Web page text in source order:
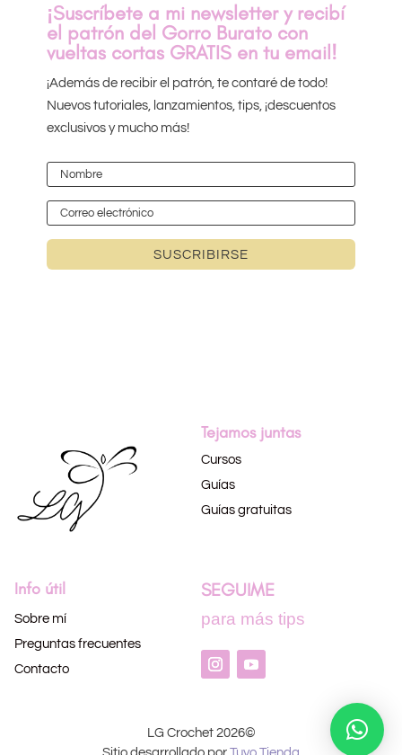
¡Suscríbete a mi newsletter y recibí
el patrón del Gorro Burato con
vueltas cortas GRATIS en tu email!
¡Además de recibir el patrón, te contaré de todo!
Nuevos tutoriales, lanzamientos, tips, ¡descuentos
exclusivos y mucho más!
SUSCRIBIRSE
Tejamos juntas
Cursos
Guías
Guías gratuitas
Info útil
Sobre mí
Preguntas frecuentes
Contacto
SEGUIME
para más tips
LG Crochet 2026©